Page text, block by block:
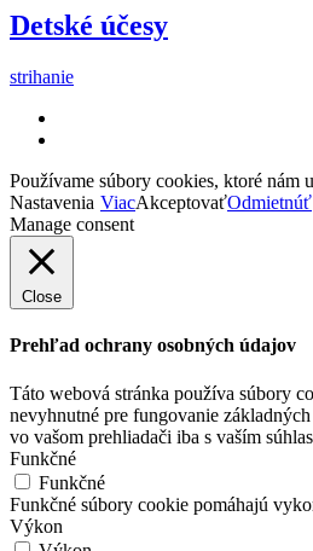
Detské účesy
strihanie
Používame súbory cookies, ktoré
Nastavenia ViacAkceptovaťOdmietnúť
Manage consent
Close
Prehľad ochrany osobných údajov
Táto webová stránka používa súbory
nevyhnutné pre fungovanie
vo vašom prehliadači iba s vaším
Funkčné
Funkčné
Funkčné súbory cookie pomáhajú
Výkon